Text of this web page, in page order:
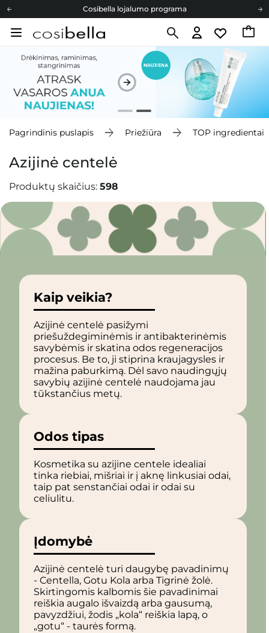
Cosibella lojalumo programa
Nemokamas pristatymas nuo 40,00 €
Cosibella lojalumo programa
Nemokamas pristatymas nuo 40,00 €
Dovanų Kortelės
Pagrindinis puslapis Priežiūra TOP ingredientai
Azijinė centelė
Produktų skaičius: 598
Kaip veikia?
Azijinė centelė pasižymi
priešuždegiminėmis ir antibakterinėmis
savybėmis ir skatina odos regeneracijos
procesus. Be to, ji stiprina kraujagysles ir
mažina paburkimą. Dėl savo naudingųjų
savybių azijinė centelė naudojama jau
tūkstančius metų.
Odos tipas
Kosmetika su azijine centele idealiai
tinka riebiai, mišriai ir į aknę linkusiai odai,
taip pat senstančiai odai ir odai su
celiulitu.
Įdomybė
Azijinė centelė turi daugybę pavadinimų
- Centella, Gotu Kola arba Tigrinė žolė.
Skirtingomis kalbomis šie pavadinimai
reiškia augalo išvaizdą arba gausumą,
pavyzdžiui, žodis „kola“ reiškia lapą, o
„gotu“ - taurės formą.